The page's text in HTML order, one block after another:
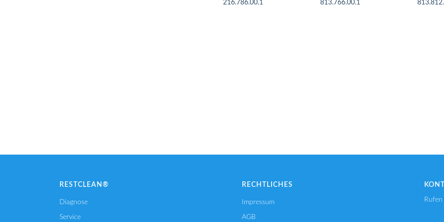
216.786.00.1 813.766.00.1
RESTCLEAN®
Diagnose
Service
RECHTLICHES
Impressum
AGB